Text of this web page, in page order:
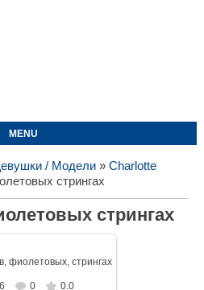
MENU
/ Модели» Charlotte
стрингах
стрингах
0 0.0